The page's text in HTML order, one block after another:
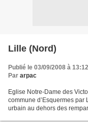
Lille (Nord)
Publié le 03/09/2008 à 13:12
Par arpac
Eglise Notre-Dame des
commune d’Esquermes
urbain au dehors des